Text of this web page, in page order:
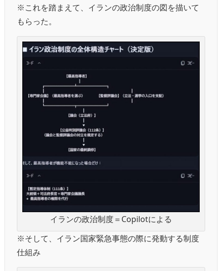
※これを踏まえて、イランの政治制度の図を描いて
もらった。
イランの政治制度＝Copilotによる
※そして、イラン国家緊急事態の際に発動する制度
仕組み